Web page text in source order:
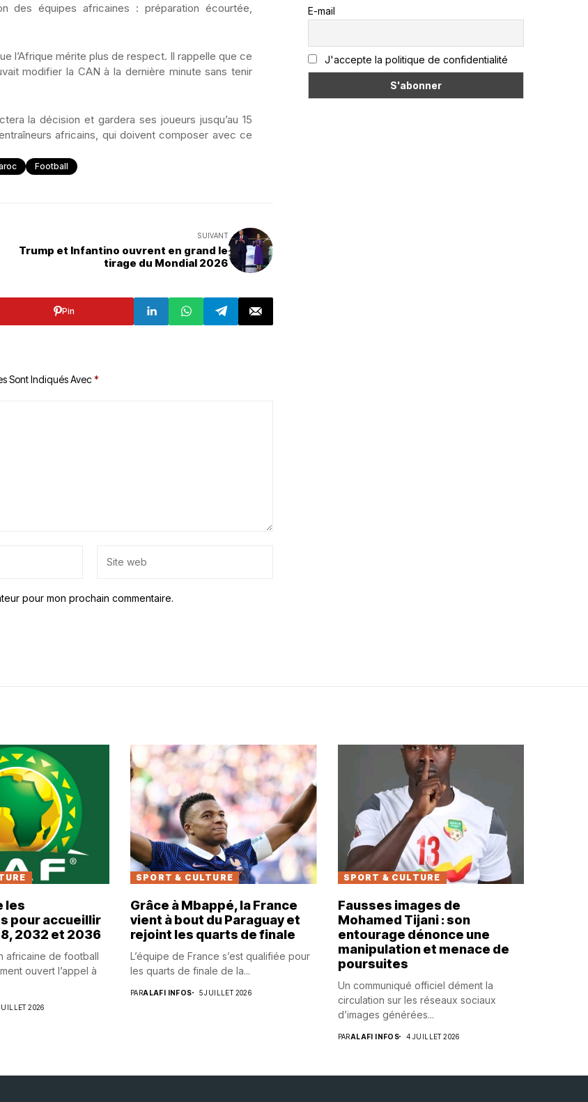
des équipes africaines : préparation écourtée,
l’Afrique mérite plus de respect. Il rappelle que ce
modifier la CAN à la dernière minute sans tenir
la décision et gardera ses joueurs jusqu’au 15
africains, qui doivent composer avec ce
Football
SUIVANT
Trump et Infantino ouvrent en grand le
tirage du Mondial 2026
Pin
Sont Indiqués Avec*
pour mon prochain commentaire.
E-mail
J'accepte la politique de confidentialité
les
pour accueillir
2032 et 2036
africaine de football
ouvert l’appel à
2026
SPORT & CULTURE
Grâce à Mbappé, la France
vient à bout du Paraguay et
rejoint les quarts de finale
L’équipe de France s’est qualifiée pour
les quarts de finale de la...
PARALAFI INFOS 5 JUILLET 2026
SPORT & CULTURE
Fausses images de
Mohamed Tijani : son
entourage dénonce une
manipulation et menace de
poursuites
Un communiqué officiel dément la
circulation sur les réseaux sociaux
d’images générées...
PARALAFI INFOS 4 JUILLET 2026